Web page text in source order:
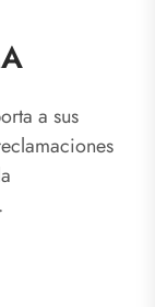
a sus